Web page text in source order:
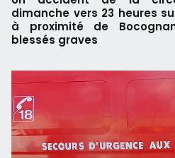
dimanche vers 23 heures
à proximité de
blessés graves